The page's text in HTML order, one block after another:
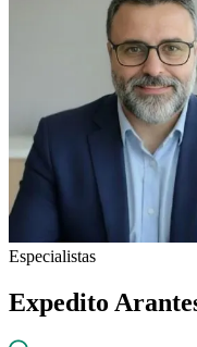
Especialistas
Expedito